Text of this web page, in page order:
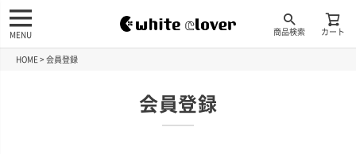
商品検索 カート
MENU
HOME 会員登録
会員登録